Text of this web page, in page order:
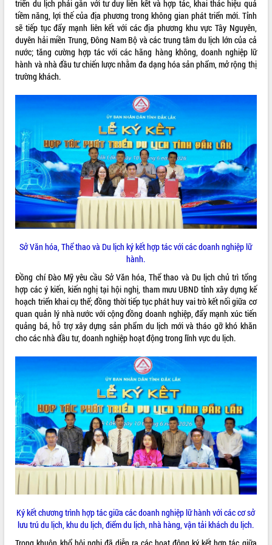
món ăn từ sầu riêng
Đắk Lắk công bố Quy hoạch và xúc
tiến đầu tư tỉnh
Ngành cá ngừ Đắk Lắk chủ động thích
ứng để giữ vững thị trường xuất khẩu
Diễn đàn Kinh tế tư nhân Việt Nam đột
phá cơ chế - Hợp tác công tư
Đề án 06 tạo bước ngoặt đột phá trong
cải cách hành chính tỉnh Đắk Lắk
Kết nối tour, đẩy mạnh chuyển đổi số
để phát triển du lịch Đắk Lắk
Khởi động Dự án Đầu tư xây dựng hạ
tầng kỹ thuật Cụm công nghiệp Tân
Tiến
Gặp mặt các cơ quan báo chí nhân Kỷ
niệm 101 năm Ngày Báo chí Cách
mạng Việt Nam
hiện Đề án 06 của Chính phủ
Họp báo thông tin về Hội nghị Công bố
Quy hoạch và Xúc tiến đầu tư tỉnh Đắk
Lắk
Khơi thông điểm nghẽn, đẩy nhanh
giải ngân vốn khắc phục thiên tai
HĐND tỉnh thông qua điều chỉnh Quy
hoạch tỉnh thời kỳ 2021-2030
Hội thảo góp ý hồ sơ điều chỉnh quy
hoạch tỉnh Đắk Lắk thời kỳ 2021-2030,
Nâng cao hiệu quả hoạt động của các
doanh nghiệp nhà nước
Hội nghị triển khai kết nối mạng
truyền số liệu chuyên dùng phục vụ cơ
quan Đảng, Nhà nước
Lễ phát động chuỗi hoạt động chung
tay làm sạch môi trường
Xã Ea Kar bước chuyển mình trong
mới
UBND tỉnh họp báo định kỳ tháng 4
năm 2026
triển du lịch phải gắn với tư duy liên kết và hợp tác, khai thác hiệu quả
tiềm năng, lợi thế của địa phương trong không gian phát triển mới. Tỉnh
sẽ tiếp tục đẩy mạnh liên kết với các địa phương khu vực Tây Nguyên,
duyên hải miền Trung, Đông Nam Bộ và các trung tâm du lịch lớn của cả
nước; tăng cường hợp tác với các hãng hàng không, doanh nghiệp lữ
hành và nhà đầu tư chiến lược nhằm đa dạng hóa sản phẩm, mở rộng thị
trường khách.
Sở Văn hóa, Thể thao và Du lịch ký kết hợp tác với các doanh nghiệp lữ
hành.
Đồng chí Đào Mỹ yêu cầu Sở Văn hóa, Thể thao và Du lịch chủ trì tổng
hợp các ý kiến, kiến nghị tại hội nghị, tham mưu UBND tỉnh xây dựng kế
hoạch triển khai cụ thể; đồng thời tiếp tục phát huy vai trò kết nối giữa cơ
quan quản lý nhà nước với cộng đồng doanh nghiệp, đẩy mạnh xúc tiến
quảng bá, hỗ trợ xây dựng sản phẩm du lịch mới và tháo gỡ khó khăn
cho các nhà đầu tư, doanh nghiệp hoạt động trong lĩnh vực du lịch.
Ký kết chương trình hợp tác giữa các doanh nghiệp lữ hành với các cơ sở
lưu trú du lịch, khu du lịch, điểm du lịch, nhà hàng, vận tải khách du lịch.